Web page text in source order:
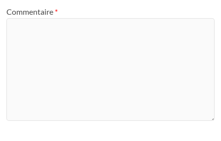
Commentaire *